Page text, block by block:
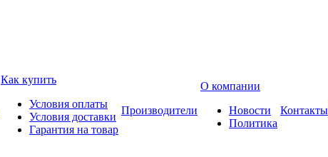
Как купить
Условия оплаты
Условия доставки
Гарантия на товар
Производители
О компании
Новости
Политика
Контакты